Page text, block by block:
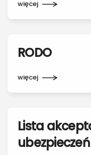
więcej
RODO
więcej
Lista
ubezpieczeń